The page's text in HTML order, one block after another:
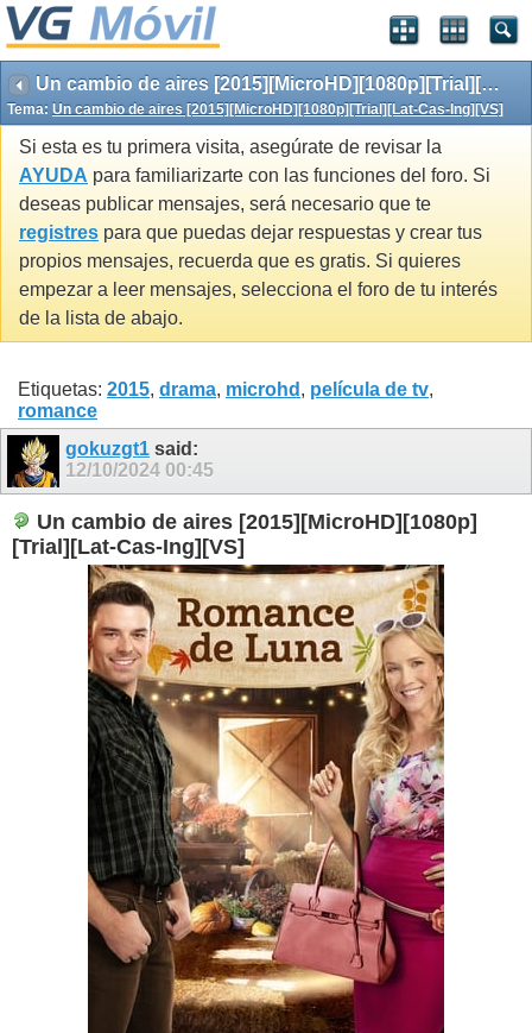
Un cambio de aires [2015][MicroHD][1080p][Trial][Lat-Cas-Ing][VS]
Tema: Un cambio de aires [2015][MicroHD][1080p][Trial][Lat-Cas-Ing][VS]
Si esta es tu primera visita, asegúrate de revisar la
AYUDA para familiarizarte con las funciones del foro. Si
deseas publicar mensajes, será necesario que te
registres para que puedas dejar respuestas y crear tus
propios mensajes, recuerda que es gratis. Si quieres
empezar a leer mensajes, selecciona el foro de tu interés
de la lista de abajo.
Etiquetas: 2015, drama, microhd , película de tv,
romance
gokuzgt1 said:
12/10/2024 00:45
Un cambio de aires [2015][MicroHD][1080p]
[Trial][Lat-Cas-Ing][VS]